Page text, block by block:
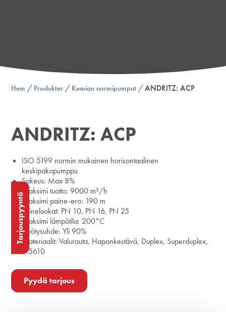
Hem / Produkter / Kemian normipumput /ANDRITZ: ACP
ANDRITZ: ACP
ISO 5199 normin mukainen horisontaalinen
keskipakopumppu
Sakeus: Max 8%
Maksimi tuotto: 9000 m³/h
Maksimi paine-ero: 190 m
Paineluokat: PN 10, PN 16, PN 25
Maksimi lämpötila: 200°C
Hyötysuhde: Yli 90%
Materiaalit: Valurauta, Haponkestävä, Duplex, Superduplex,
5.5610
Pyydä tarjous
Tarjouspyyntö
Tarjouspyyntö
Tarjouspyyntö